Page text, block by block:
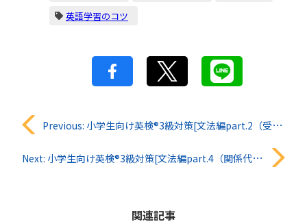
英語学習のコツ
投
稿
Previous: 小学生向け英検®︎3級対策[文法編part.2（受動態）]
Next: 小学生向け英検®︎3級対策[文法編part.4（関係代名詞）]
関連記事